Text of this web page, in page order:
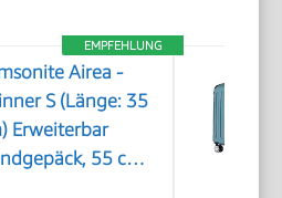
EMPFEHLUNG
Airea -
S (Länge: 35
Erweiterbar
55 cm,